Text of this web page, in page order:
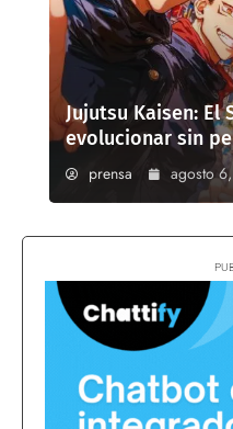
Jujutsu Kaisen: El
evolucionar sin
prensa agosto